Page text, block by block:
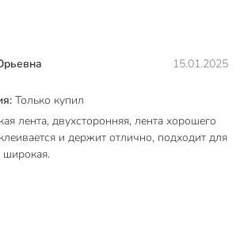
полипропиленовый
для фиксации
ПП4820б
15.01.2025
Только купил
лента, двухсторонняя, лента хорошего
и держит отлично, подходит для
широкая.